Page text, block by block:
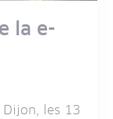
la e-
Dijon, les 13